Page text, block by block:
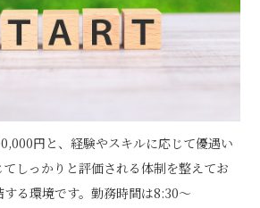
円と、経験やスキルに応じて優遇い
しっかりと評価される体制を整えてお
する環境です。勤務時間は8:30～